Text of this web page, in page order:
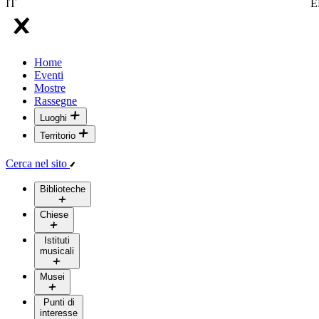
IT
Home
Eventi
Mostre
Rassegne
Luoghi
Territorio
Cerca nel sito
Biblioteche
Chiese
Istituti
musicali
Musei
Punti di
interesse